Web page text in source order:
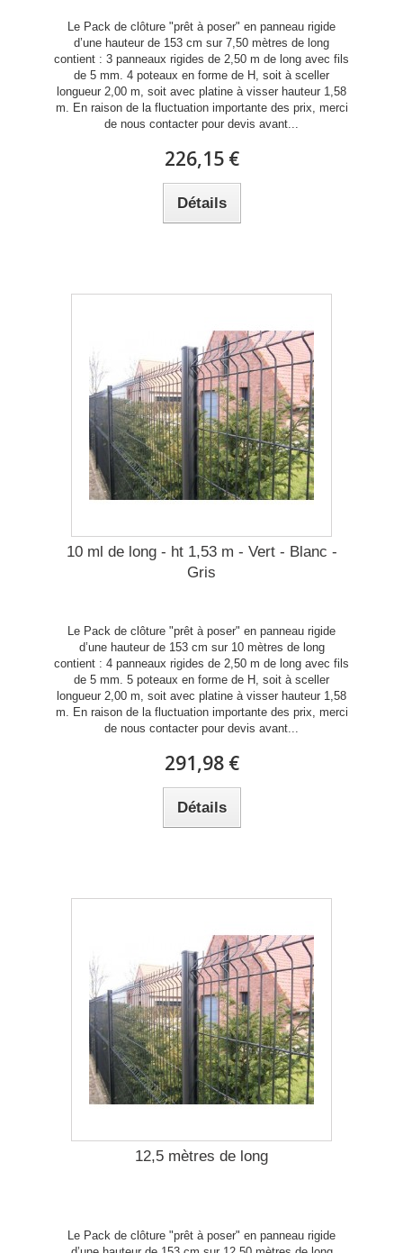
Le Pack de clôture "prêt à poser" en panneau rigide
d’une hauteur de 153 cm sur 7,50 mètres de long
contient : 3 panneaux rigides de 2,50 m de long avec fils
de 5 mm. 4 poteaux en forme de H, soit à sceller
longueur 2,00 m, soit avec platine à visser hauteur 1,58
m. En raison de la fluctuation importante des prix, merci
de nous contacter pour devis avant...
226,15 €
Détails
10 ml de long - ht 1,53 m - Vert - Blanc -
Gris
Le Pack de clôture "prêt à poser" en panneau rigide
d’une hauteur de 153 cm sur 10 mètres de long
contient : 4 panneaux rigides de 2,50 m de long avec fils
de 5 mm. 5 poteaux en forme de H, soit à sceller
longueur 2,00 m, soit avec platine à visser hauteur 1,58
m. En raison de la fluctuation importante des prix, merci
de nous contacter pour devis avant...
291,98 €
Détails
12,5 mètres de long
Le Pack de clôture "prêt à poser" en panneau rigide